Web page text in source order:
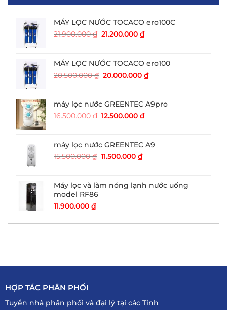
MÁY LỌC NƯỚC TOCACO ero100C
21.900.000₫ Giá
21.900.000 ₫.
21.200.000₫Giá
là:
MÁY LỌC NƯỚC TOCACO ero100
20.500.000₫ Giá
20.500.000 ₫.
20.000.000₫Giá
là:
20.000.000 ₫.
máy lọc nước GREENTEC A9pro
16.500.000₫ Giá
16.500.000 ₫.
12.500.000₫Giá
là:
máy lọc nước GREENTEC A9
15.500.000₫ Giá
15.500.000 ₫.
11.500.000₫Giá
là:
11.500.000 ₫.
Máy lọc và làm nóng lạnh nước uống
model RF86
11.900.000 ₫
HỢP TÁC PHÂN PHỐI
Tuyển nhà phân phối và đại lý tại các Tỉnh